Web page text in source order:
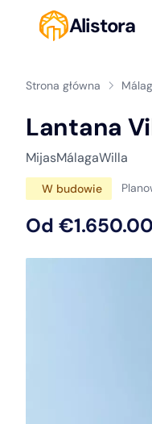
Alistora
Strona główna
Lantana
MijasMálagaWilla
W budowie
Od